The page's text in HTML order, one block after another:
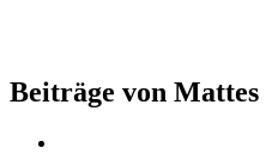
Beiträge von Mattes